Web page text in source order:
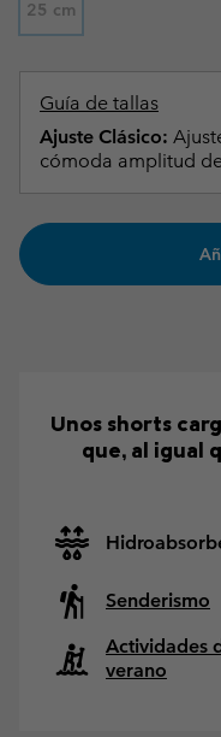
25 cm
Guía de tallas
Ajuste Clásico:
cómoda amplitud
Unos shorts
que, al igual
Senderismo
Actividades
verano